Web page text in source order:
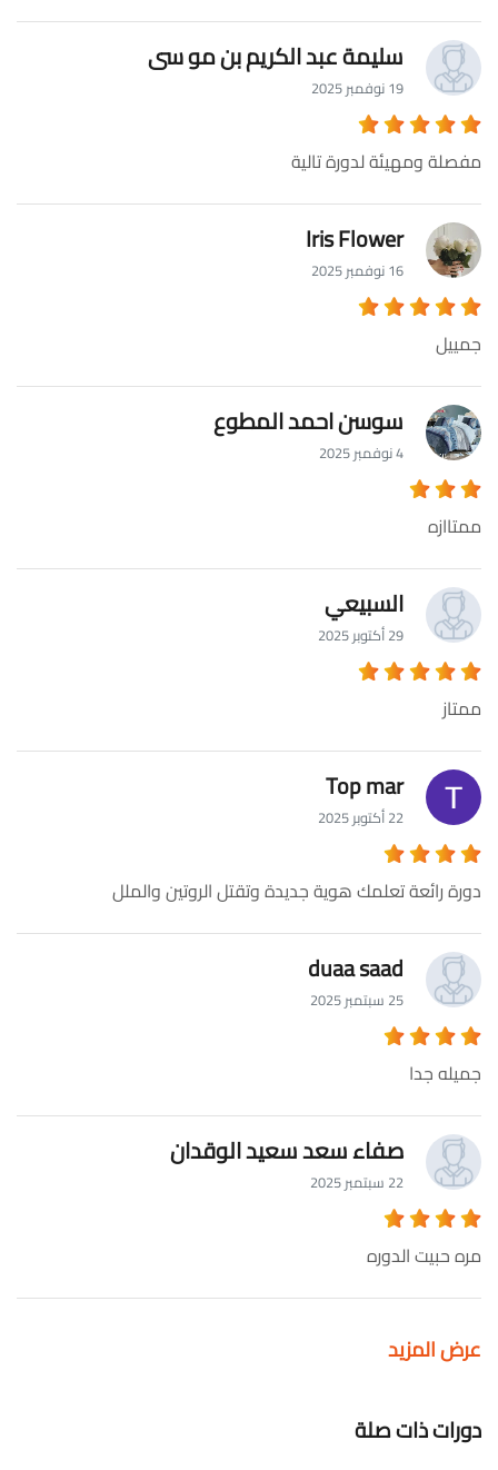
سليمة عبد الكريم بن مو سى
19 نوفمبر 2025
مفصلة ومهيئة لدورة تالية
Iris Flower
16 نوفمبر 2025
جمييل
سوسن احمد المطوع
4 نوفمبر 2025
ممتاازه
السبيعي
29 أكتوبر 2025
ممتاز
Top mar
22 أكتوبر 2025
دورة رائعة تعلمك هوية جديدة وتقتل الروتين والملل
duaa saad
25 سبتمبر 2025
جميله جدا
صفاء سعد سعيد الوقدان
22 سبتمبر 2025
مره حبيت الدوره
عرض المزيد
دورات ذات صلة